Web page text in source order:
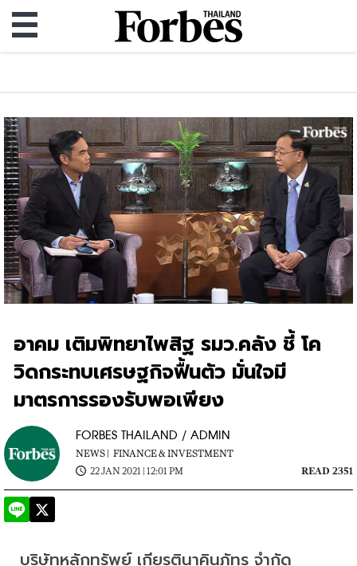
อาคม เติมพิทยาไพสิฐ รมว.คลัง ชี้ โค
วิดกระทบเศรษฐกิจฟื้นตัว มั่นใจมี
มาตรการรองรับพอเพียง
FORBES THAILAND / ADMIN
NEWS | FINANCE & INVESTMENT
22 JAN 2021 | 12:01 PM
READ 2351
บริษัทหลักทรัพย์ เกียรตินาคินภัทร จำกัด